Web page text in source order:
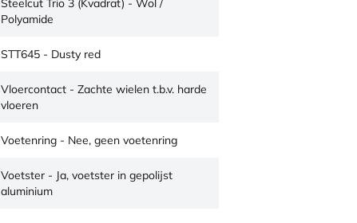
Steelcut Trio 3 (Kvadrat) - Wol /
Polyamide
STT645 - Dusty red
Vloercontact - Zachte wielen t.b.v. harde
vloeren
Voetenring - Nee, geen voetenring
Voetster - Ja, voetster in gepolijst
aluminium